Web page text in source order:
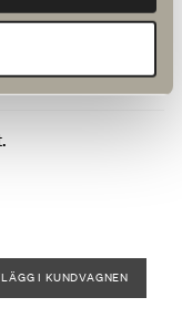
LÄGG I KUNDVAGNEN
LÄGG I KUNDVAGNEN